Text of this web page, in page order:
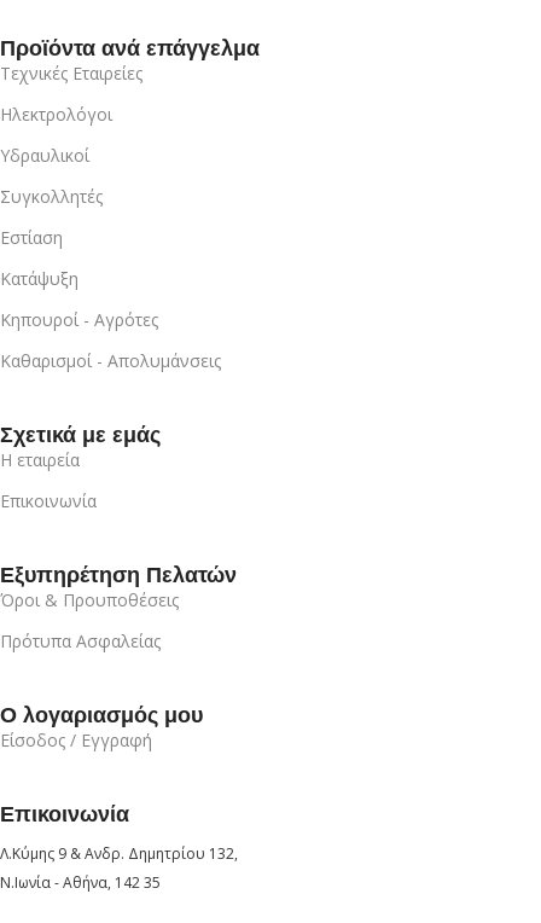
Προϊόντα ανά επάγγελμα
Τεχνικές Εταιρείες
Ηλεκτρολόγοι
Υδραυλικοί
Συγκολλητές
Εστίαση
Κατάψυξη
Κηπουροί - Αγρότες
Καθαρισμοί - Απολυμάνσεις
Σχετικά με εμάς
Η εταιρεία
Επικοινωνία
Εξυπηρέτηση Πελατών
Όροι & Προυποθέσεις
Πρότυπα Ασφαλείας
Ο λογαριασμός μου
Είσοδος / Εγγραφή
Επικοινωνία
Λ.Κύμης 9 & Ανδρ. Δημητρίου 132,
Ν.Ιωνία - Αθήνα, 142 35